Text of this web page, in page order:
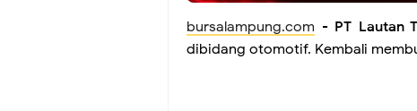
bursalampung.com - PT Lautan
dibidang otomotif. Kembali